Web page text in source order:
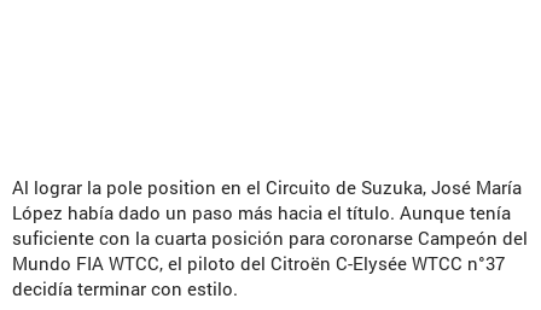
Al lograr la pole position en el Circuito de Suzuka, José María
López había dado un paso más hacia el título. Aunque tenía
suficiente con la cuarta posición para coronarse Campeón del
Mundo FIA WTCC, el piloto del Citroën C-Elysée WTCC n°37
decidía terminar con estilo.